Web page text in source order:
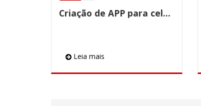
Criação de APP para celular
Leia mais